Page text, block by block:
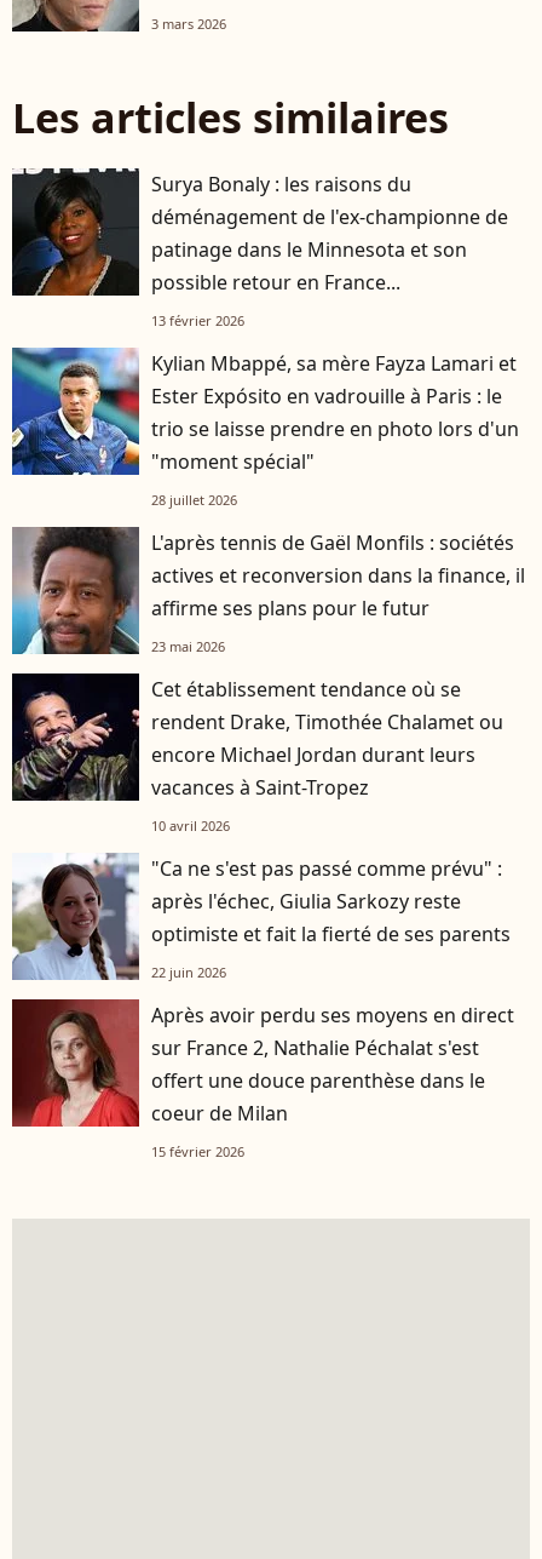
3 mars 2026
Les articles similaires
Surya Bonaly : les raisons du
déménagement de l'ex-championne de
patinage dans le Minnesota et son
possible retour en France...
13 février 2026
Kylian Mbappé, sa mère Fayza Lamari et
Ester Expósito en vadrouille à Paris : le
trio se laisse prendre en photo lors d'un
"moment spécial"
28 juillet 2026
L'après tennis de Gaël Monfils : sociétés
actives et reconversion dans la finance, il
affirme ses plans pour le futur
23 mai 2026
Cet établissement tendance où se
rendent Drake, Timothée Chalamet ou
encore Michael Jordan durant leurs
vacances à Saint-Tropez
10 avril 2026
"Ca ne s'est pas passé comme prévu" :
après l'échec, Giulia Sarkozy reste
optimiste et fait la fierté de ses parents
22 juin 2026
Après avoir perdu ses moyens en direct
sur France 2, Nathalie Péchalat s'est
offert une douce parenthèse dans le
coeur de Milan
15 février 2026